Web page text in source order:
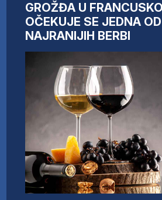
ANALIZE
KOMPANIJE
FINANSIJE
IZ STRANIH MEDIJA
AKTIVNOSTI
SWOT INTERVJU
UČLANI SE
GROŽĐA U
OČEKUJE SE JEDNA OD
NAJRANIJIH BERBI